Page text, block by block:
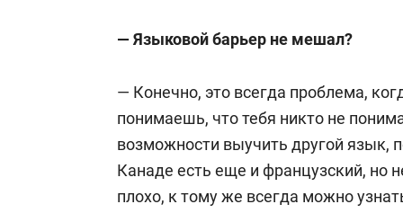
— Языковой барьер не мешал?
— Конечно, это всегда проблема,
понимаешь, что тебя никто не
возможности выучить другой язык,
Канаде есть еще и французский, но
плохо, к тому же всегда можно